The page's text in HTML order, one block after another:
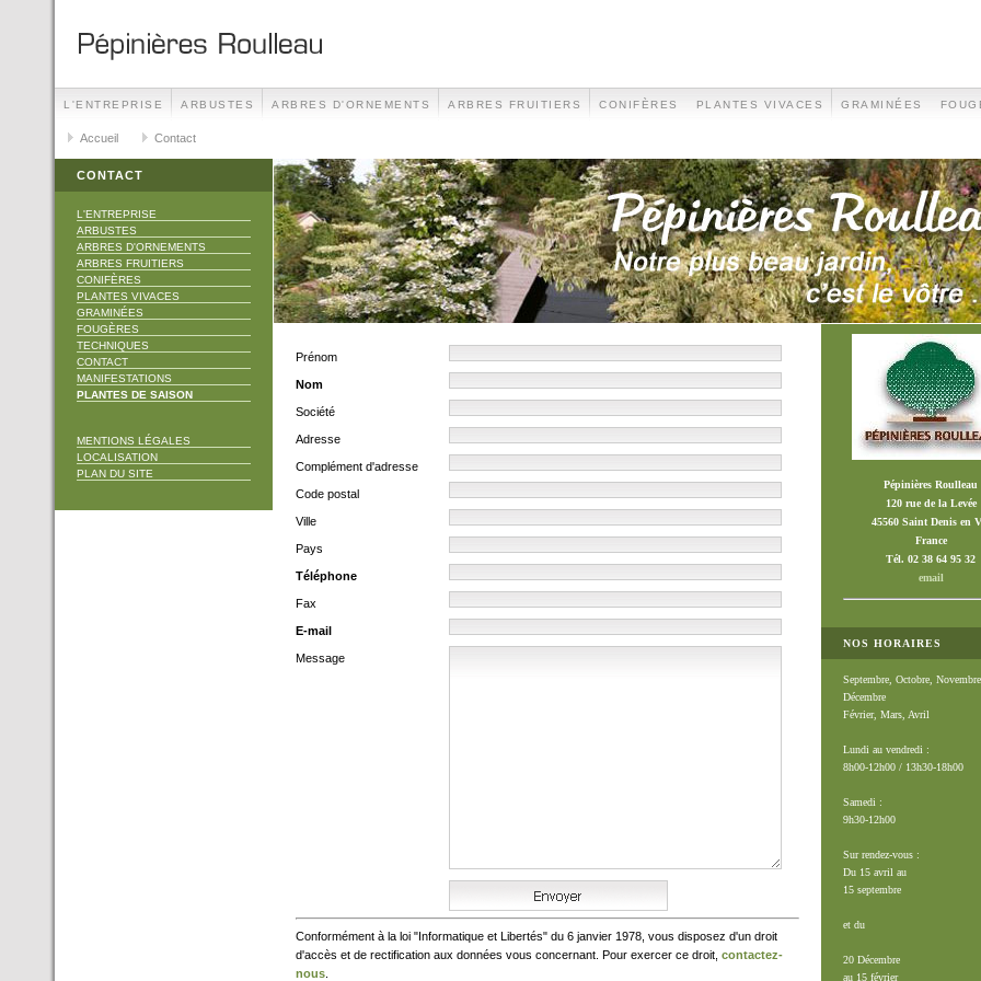
L'ENTREPRISE ARBUSTES ARBRES D'ORNEMENTS ARBRES FRUITIERS CONIFÈRES PLANTES VIVACES GRAMINÉES
TECHNIQUES CONTACT
Accueil Contact
CONTACT
L'ENTREPRISE
ARBUSTES
ARBRES D'ORNEMENTS
ARBRES FRUITIERS
CONIFÈRES
PLANTES VIVACES
GRAMINÉES
FOUGÈRES
TECHNIQUES
CONTACT
MANIFESTATIONS
PLANTES DE SAISON
MENTIONS LÉGALES
LOCALISATION
PLAN DU SITE
Prénom
Nom
Société
Adresse
Complément d'adresse
Code postal
Ville
Pays
Téléphone
Fax
E-mail
Message
Conformément à la loi "Informatique et Libertés" du 6 janvier 1978, vous disposez d'un droit
d'accès et de rectification aux données vous concernant. Pour exercer ce droit, contactez-
nous
Pépinières Roulleau
120 rue de la Levée
45560 Saint Denis en
France
Tél. 02 38 64 95 32
email
NOS HORAIRES
Septembre, Octobre,
Décembre
Février, Mars, Avril
Lundi au vendredi :
8h00-12h00 / 13h30-18h00
Samedi :
9h30-12h00
Sur rendez-vous :
Du 15 avril au
15 septembre
et du
20 Décembre
au 15 février